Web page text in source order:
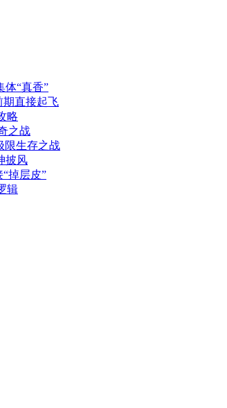
体“真香”
期直接起飞
略
之战
限生存之战
披风
掉层皮”
辑